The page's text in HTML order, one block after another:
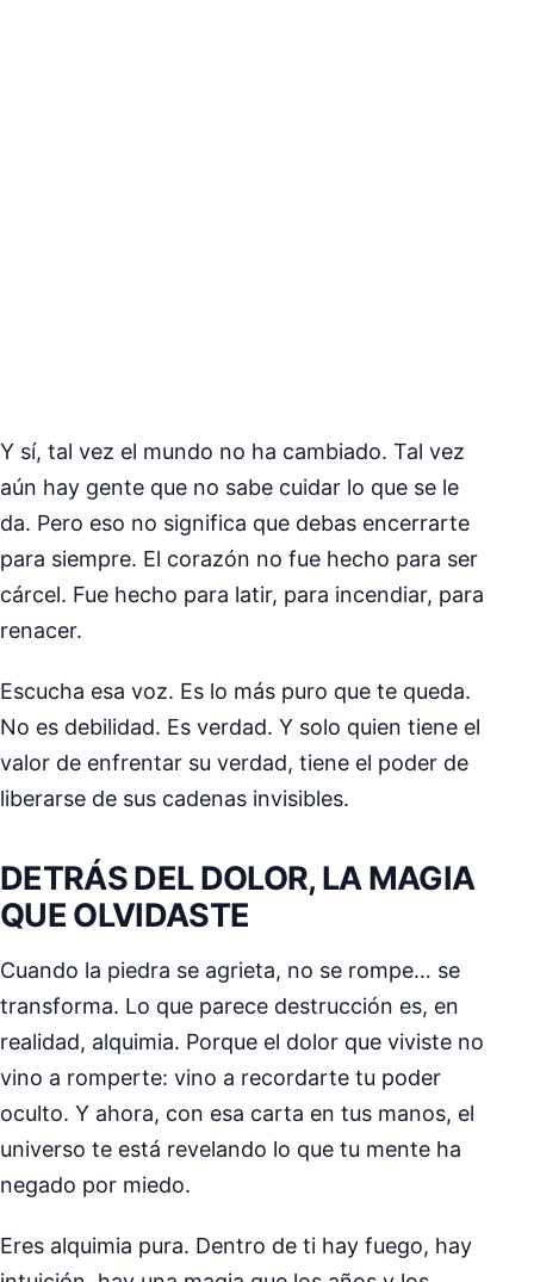
Y sí, tal vez el mundo no ha cambiado. Tal vez
aún hay gente que no sabe cuidar lo que se le
da. Pero eso no significa que debas encerrarte
para siempre. El corazón no fue hecho para ser
cárcel. Fue hecho para latir, para incendiar, para
renacer.
Escucha esa voz. Es lo más puro que te queda.
No es debilidad. Es verdad. Y solo quien tiene el
valor de enfrentar su verdad, tiene el poder de
liberarse de sus cadenas invisibles.
DETRÁS DEL DOLOR, LA MAGIA
QUE OLVIDASTE
Cuando la piedra se agrieta, no se rompe… se
transforma. Lo que parece destrucción es, en
realidad, alquimia. Porque el dolor que viviste no
vino a romperte: vino a recordarte tu poder
oculto. Y ahora, con esa carta en tus manos, el
universo te está revelando lo que tu mente ha
negado por miedo.
Eres alquimia pura. Dentro de ti hay fuego, hay